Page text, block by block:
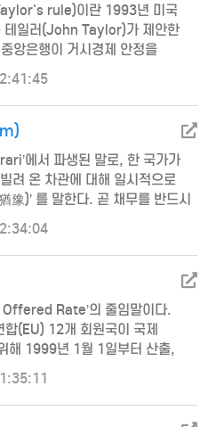
rule)이란 1993년 미국
테일러(John Taylor)가 제안한
앙은행이 거시경제 안정을
가변동뿐만 아니라
리가 조정되도록 한 금리준칙을
진 중립금리수준, 성장 갭 및
어 바람직한 적정 정책금리
출된다. 이 준칙에 의하면
목 표금리는 물가갭(실제
목표인플레이션율)과 생산갭
재성 장률)을 고려하…
에서 파생된 말로, 한 국가가
려 온 차관에 대해 일시적으로
豫)’ 를 말한다. 곧 채무를 반드시
을 능력이 없으니 지급을 일정
모라토리엄은 채무상환이 아예
이나 채무상환을 거절하는
Rate’의 줄임말이다.
합(EU) 12개 회원국이 국제
해 1999년 1월 1일부터 산출,
운데 유로에 참여하지 않은 영국･
런던에서 우량은행끼리
리인 리보(LIBOR)에 대항하고,